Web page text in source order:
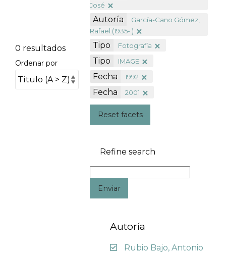
0 resultados
Ordenar por
José
Autoría
García-Cano Gómez,
Rafael (1935- )
Tipo Fotografía
Tipo IMAGE
Fecha 1992
Fecha 2001
Reset facets
Refine search
Enviar
Autoría
Rubio Bajo, Antonio